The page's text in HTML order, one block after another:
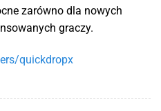
zarówno dla nowych
graczy.
quickdropx